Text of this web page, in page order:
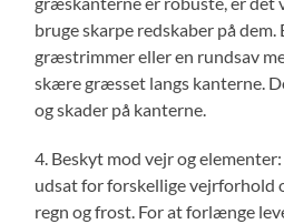
bruge skarpe redskaber på dem.
græstrimmer eller en rundsav
skære græsset langs kanterne.
og skader på kanterne.
4. Beskyt mod vejr og
udsat for forskellige vejrforhold
regn og frost. For at forlænge